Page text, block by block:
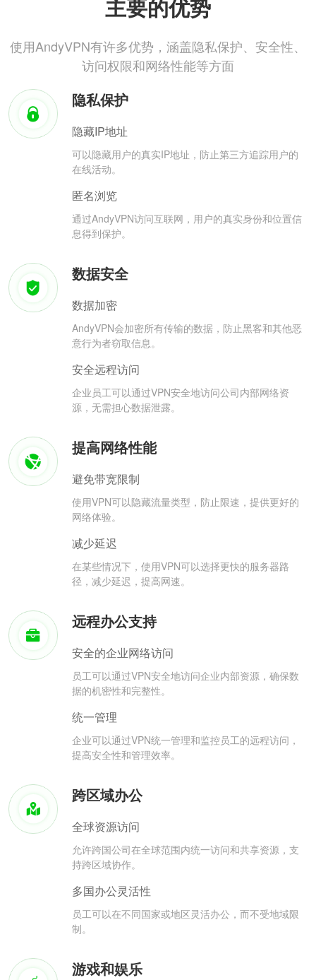
主要的优势
使用AndyVPN有许多优势，涵盖隐私保护、安全性、
访问权限和网络性能等方面
隐私保护
隐藏IP地址
可以隐藏用户的真实IP地址，防止第三方追踪用户的
在线活动。
匿名浏览
通过AndyVPN访问互联网，用户的真实身份和位置信
息得到保护。
数据安全
数据加密
AndyVPN会加密所有传输的数据，防止黑客和其他恶
意行为者窃取信息。
安全远程访问
企业员工可以通过VPN安全地访问公司内部网络资
源，无需担心数据泄露。
提高网络性能
避免带宽限制
使用VPN可以隐藏流量类型，防止限速，提供更好的
网络体验。
减少延迟
在某些情况下，使用VPN可以选择更快的服务器路
径，减少延迟，提高网速。
远程办公支持
安全的企业网络访问
员工可以通过VPN安全地访问企业内部资源，确保数
据的机密性和完整性。
统一管理
企业可以通过VPN统一管理和监控员工的远程访问，
提高安全性和管理效率。
跨区域办公
全球资源访问
允许跨国公司在全球范围内统一访问和共享资源，支
持跨区域协作。
多国办公灵活性
员工可以在不同国家或地区灵活办公，而不受地域限
制。
游戏和娱乐